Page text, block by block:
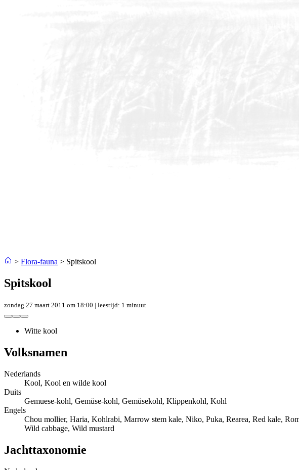
> Flora-fauna > Spitskool
Spitskool
zondag 27 maart 2011 om 18:00 | leestijd: 1 minuut
Witte kool
Volksnamen
Nederlands
Kool, Kool en wilde kool
Duits
Gemuese-kohl, Gemüse-kohl, Gemüsekohl, Klippenkohl, Kohl
Engels
Chou mollier, Haria, Kohlrabi, Marrow stem kale, Niko, Puka, Rearea, Red kale,
Wild cabbage, Wild mustard
Jachttaxonomie